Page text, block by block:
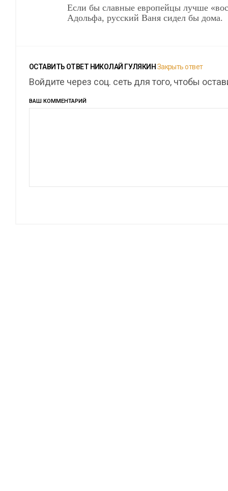
Если бы славные европейцы лучше
Адольфа, русский Ваня сидел бы дома.
ОСТАВИТЬ ОТВЕТ НИКОЛАЙ ГУЛЯКИН Закрыть ответ
Войдите через соц. сеть для того, чтобы
ВАШ КОММЕНТАРИЙ